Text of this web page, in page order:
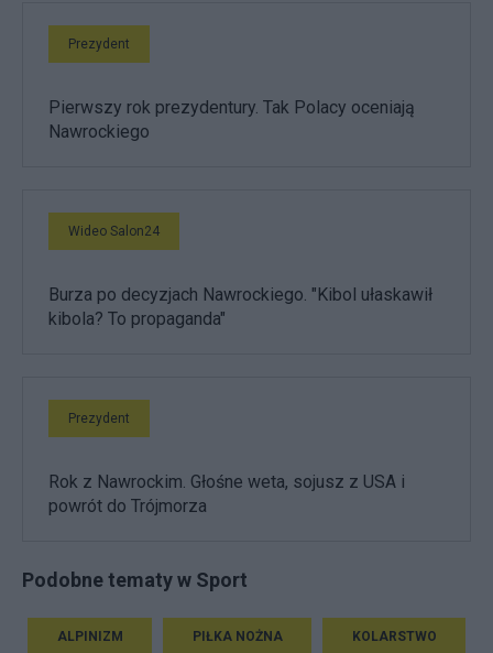
Prezydent
Pierwszy rok prezydentury. Tak Polacy oceniają
Nawrockiego
Wideo Salon24
Burza po decyzjach Nawrockiego. "Kibol ułaskawił
kibola? To propaganda"
Prezydent
Rok z Nawrockim. Głośne weta, sojusz z USA i
powrót do Trójmorza
Podobne tematy w Sport
ALPINIZM PIŁKA NOŻNA KOLARSTWO